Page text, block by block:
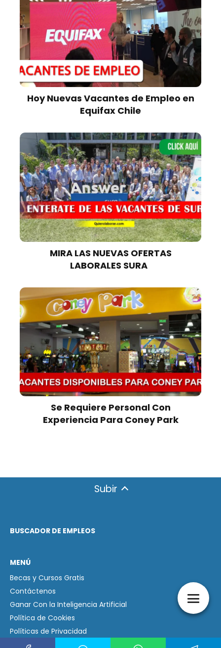
Hoy Nuevas Vacantes de Empleo en
Equifax Chile
MIRA LAS NUEVAS OFERTAS
LABORALES SURA
Se Requiere Personal Con
Experiencia Para Coney Park
Subir
BUSCADOR DE EMPLEOS
MENÚ
Becas y Cursos Gratis
Contáctenos
Ganar Con la Inteligencia Artificial
Política de Cookies
Políticas de Privacidad